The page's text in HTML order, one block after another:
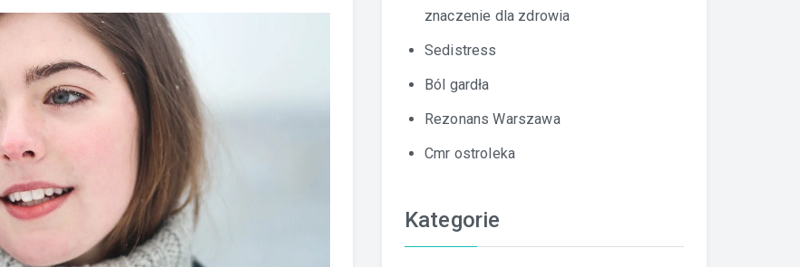
znaczenie dla zdrowia
Sedistress
Ból gardła
Rezonans Warszawa
Cmr ostroleka
Kategorie